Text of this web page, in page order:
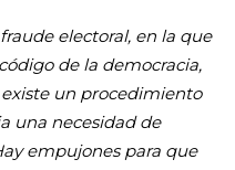
electoral, en la que
de la democracia,
un procedimiento
una necesidad de
empujones para que